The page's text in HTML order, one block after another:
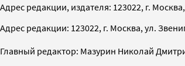
Адрес редакции, издателя: 123022, г.
Адрес редакции: 123022, г. Москва, ул.
Главный редактор: Мазурин Николай